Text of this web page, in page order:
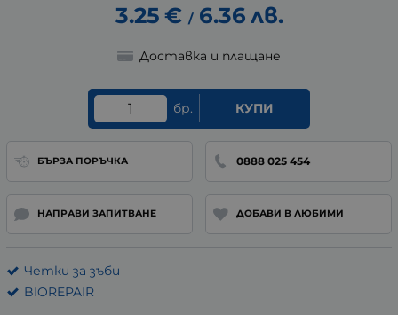
3.25 € / 6.36 лв.
Доставка и плащане
бр. КУПИ
БЪРЗА ПОРЪЧКА 0888 025 454
НАПРАВИ ЗАПИТВАНЕ ДОБАВИ В ЛЮБИМИ
Четки за зъби
BIOREPAIR